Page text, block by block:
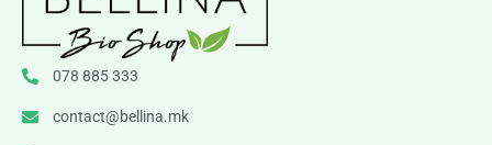
078 885 333
contact@bellina.mk